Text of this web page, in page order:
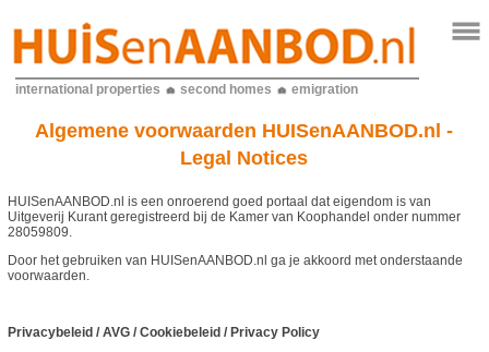
international properties second homes emigration
Algemene voorwaarden HUISenAANBOD.nl -
Legal Notices
HUISenAANBOD.nl is een onroerend goed portaal dat eigendom is van
Uitgeverij Kurant geregistreerd bij de Kamer van Koophandel onder nummer
28059809.
Door het gebruiken van HUISenAANBOD.nl ga je akkoord met onderstaande
voorwaarden.
Privacybeleid / AVG / Cookiebeleid / Privacy Policy